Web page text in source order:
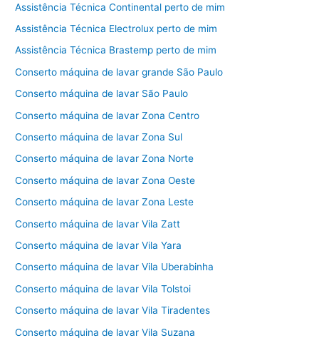
Assistência Técnica Continental perto de mim
Assistência Técnica Electrolux perto de mim
Assistência Técnica Brastemp perto de mim
Conserto máquina de lavar grande São Paulo
Conserto máquina de lavar São Paulo
Conserto máquina de lavar Zona Centro
Conserto máquina de lavar Zona Sul
Conserto máquina de lavar Zona Norte
Conserto máquina de lavar Zona Oeste
Conserto máquina de lavar Zona Leste
Conserto máquina de lavar Vila Zatt
Conserto máquina de lavar Vila Yara
Conserto máquina de lavar Vila Uberabinha
Conserto máquina de lavar Vila Tolstoi
Conserto máquina de lavar Vila Tiradentes
Conserto máquina de lavar Vila Suzana